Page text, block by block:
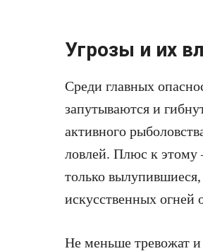
Угрозы и их
Среди главных
запутываются и
активного
ловлей. Плюс к этому
только вылупившиеся,
искусственных огней
Не меньше тревожат и